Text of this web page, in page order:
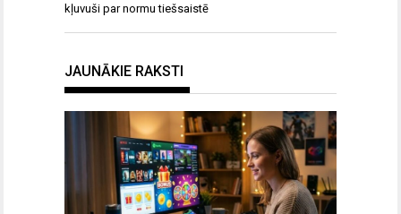
kļuvuši par normu tiešsaistē
JAUNĀKIE RAKSTI